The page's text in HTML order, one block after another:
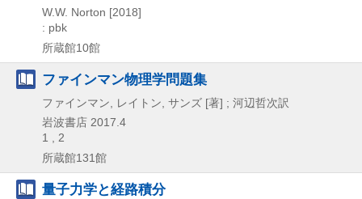
W.W. Norton [2018]
: pbk
所蔵館10館
ファインマン物理学問題集
ファインマン, レイトン, サンズ [著] ; 河辺哲次訳
岩波書店 2017.4
1 , 2
所蔵館131館
量子力学と経路積分